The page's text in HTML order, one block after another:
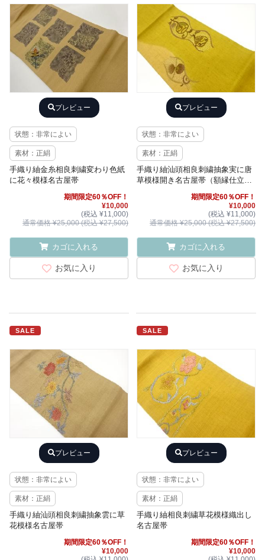
プレビュー
状態：非常によい
素材：正絹
手織り紬金糸相良刺繍変わり色紙
に花々模様名古屋帯
期間限定60％OFF！
¥10,000
(税込 ¥11,000)
通常価格 ¥25,000 (税込 ¥27,500)
カゴに入れる
お気に入り
プレビュー
状態：非常によい
素材：正絹
手織り紬汕頭相良刺繍抽象実に唐
草模様開き名古屋帯（額縁仕立
期間限定60％OFF！
¥10,000
(税込 ¥11,000)
通常価格 ¥25,000 (税込 ¥27,500)
カゴに入れる
お気に入り
SALE
プレビュー
状態：非常によい
素材：正絹
手織り紬汕頭相良刺繍抽象雲に草
花模様名古屋帯
期間限定60％OFF！
¥10,000
SALE
プレビュー
状態：非常によい
素材：正絹
手織り紬相良刺繍草花模様織出し
名古屋帯
期間限定60％OFF！
¥10,000